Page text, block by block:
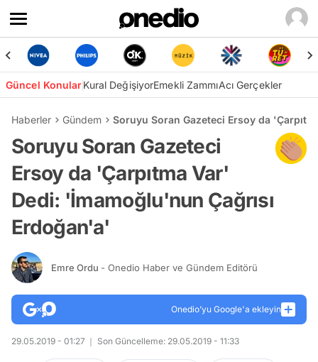
Güncel KonularKural DeğişiyorEmekli ZammıAcı Gerçekler
Haberler Gündem Soruyu Soran Gazeteci Ersoy da
Soruyu Soran Gazeteci
Ersoy da 'Çarpıtma Var'
Dedi: 'İmamoğlu'nun Çağrısı
Erdoğan'a'
Emre Ordu - Onedio Haber ve Gündem Editörü
Onedio’yu Google'a ekleyin
29.05.2019 - 01:27 Son Güncelleme: 29.05.2019 - 11:33